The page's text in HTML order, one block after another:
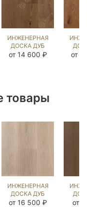
ИНЖЕНЕРНАЯ
ДОСКА ДУБ
РИДС
от 14 600 ₽ от
товары
ИНЖЕНЕРНАЯ
ДОСКА ДУБ
МИЛТА
от 16 500 ₽ от